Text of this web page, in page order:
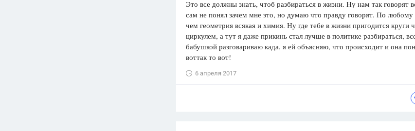
Это все должны знать, чтоб разбираться в жизни. Ну нам так говорят
сам не понял зачем мне это, но думаю что правду говорят. По любому
чем геометрия всякая и химия. Ну где тебе в жизни пригодится круги
циркулем, а тут я даже прикинь стал лучше в политике разбираться,
бабушкой разговариваю када, я ей объясняю, что происходит и она
воттак то вот!
6 апреля 2017